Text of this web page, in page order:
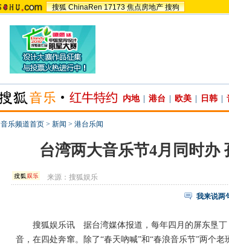
搜狐 ChinaRen 17173 焦点房地产 搜狗
内地 港台 欧美 日韩
音乐频道首页 > 新闻 > 港台乐闻
台湾两大音乐节4月同时办
来源：搜狐娱乐
我来说两
搜狐娱乐讯 据台湾媒体报道，每年四月的屏东垦丁
音，在四处奔窜。除了“春天吶喊”和“春浪音乐节”两个